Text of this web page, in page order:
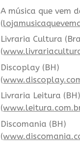
A música que vem
(
Livraria Cultura
(
Discoplay (BH)
(
Livraria Leitura (BH)
(
Discomania (BH)
(